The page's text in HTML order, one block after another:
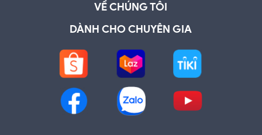
VỀ CHÚNG TÔI
DÀNH CHO CHUYÊN GIA